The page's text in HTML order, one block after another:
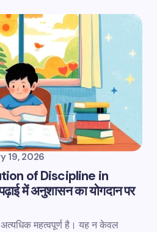
19, 2026
of Discipline in
में अनुशासन का योगदान पर
महत्वपूर्ण है। यह न केवल